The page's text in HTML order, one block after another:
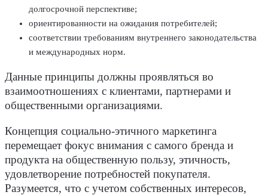
долгосрочной перспективе;
ориентированности на ожидания потребителей;
соответствии требованиям внутреннего законодательства
и международных норм.
Данные принципы должны проявляться во
взаимоотношениях с клиентами, партнерами и
общественными организациями.
Концепция социально-этичного маркетинга
перемещает фокус внимания с самого бренда и
продукта на общественную пользу, этичность,
удовлетворение потребностей покупателя.
Разумеется, что с учетом собственных интересов,